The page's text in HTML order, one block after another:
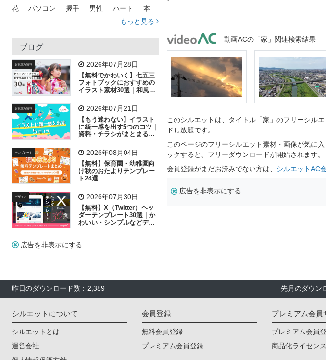
花 パソコン 握手 男性 ハート 本
トラック 木
吹き出し
飛行機 グラフ ビル 魚 家族 書類
歩く 工場 会社 太陽 キラキラ
子供 作業員 相談 ピクトグラム
もっと見る
ブログ
お役立ち情報 2026年07月28日
【無料でかわいく】七五三
フォトブックにおすすめの
イラスト素材30選｜和風の
お役立ち情報 2026年07月21日
【もう迷わない】イラスト
に統一感を出す5つのコツ｜
資料・チラシがまとまるフ
テンプレート 2026年08月04日
【無料】保育園・幼稚園向
け秋のおたよりテンプレー
ト24選
デザイン 2026年07月30日
【無料】X（Twitter）ヘッ
ダーテンプレート30選｜か
わいい・シンプルなどデザ
広告を非表示にする
動画ACの「家」関連検索結果
このシルエットは、タイトル「家」のフリーシル
ドし放題です。
このページのフリーシルエット素材・画像が気に
ックすると、フリーダウンロードが開始されます。
会員登録がまだお済みでない方は、 シルエットAC
広告を非表示にする
昨日のダウンロード数：2,389 先月のダウン
シルエットについて
シルエットとは
運営会社
会員登録
無料会員登録
プレミアム会員登録
プレミアム会員
プレミアム会員
商品化ライセンス